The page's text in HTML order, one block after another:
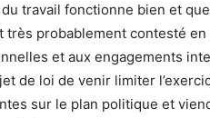
travail fonctionne bien et
très probablement contesté
et aux engagements
de loi de venir limiter
sur le plan politique et